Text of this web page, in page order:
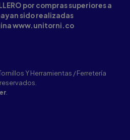
por compras superiores a
sido realizadas
www.unitorni.co
Y Herramientas / Ferretería